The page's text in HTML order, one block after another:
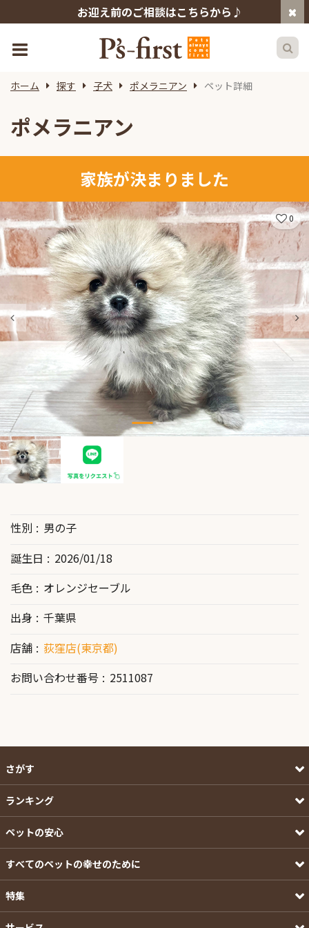
お迎え前のご相談はこちらから♪
ホーム 探す 子犬 ポメラニアン ペット詳細
ポメラニアン
家族が決まりました
0
性別
男の子
誕生日
2026/01/18
毛色
オレンジセーブル
出身
千葉県
店舗
荻窪店(東京都)
お問い合わせ番号
2511087
さがす
ランキング
ペットの安心
すべてのペットの幸せのために
特集